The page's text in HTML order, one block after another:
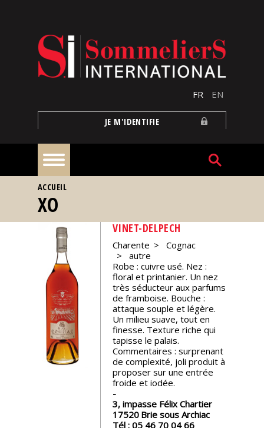
FR EN
JE M'IDENTIFIE
À
la
une
Reportages
événements
Spiritueux
Notes
VOUS ÊTES ICI
ACCUEIL
XO
VINET-DELPECH
Charente
Cognac
autre
Robe : cuivre usé. Nez :
floral et printanier. Un nez
très séducteur aux parfums
de framboise. Bouche :
attaque souple et légère.
Un milieu suave, tout en
finesse. Texture riche qui
tapisse le palais.
Commentaires : surprenant
de complexité, joli produit à
proposer sur une entrée
froide et iodée.
3, impasse Félix Chartier
17520 Brie sous Archiac
Tél : 05 46 70 04 66